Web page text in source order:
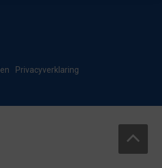
Privacyverklaring